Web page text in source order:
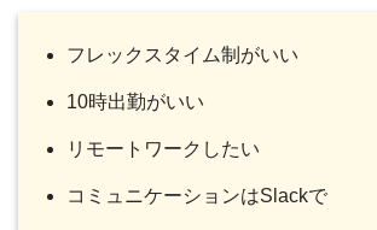
フレックスタイム制がいい
10時出勤がいい
リモートワークしたい
コミュニケーションはSlackで